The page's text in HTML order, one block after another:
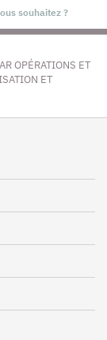
OPÉRATIONS ET
ET